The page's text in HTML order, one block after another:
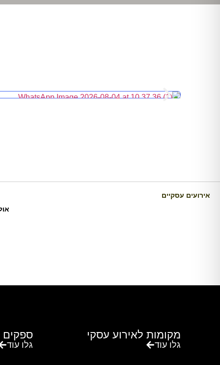
אירועים עסקיים
מקומות לאירוע עסקי
גלו עוד
ספקים
גלו עוד